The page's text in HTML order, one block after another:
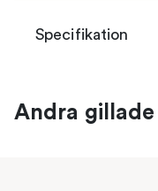
Specifikation
Andra gillade